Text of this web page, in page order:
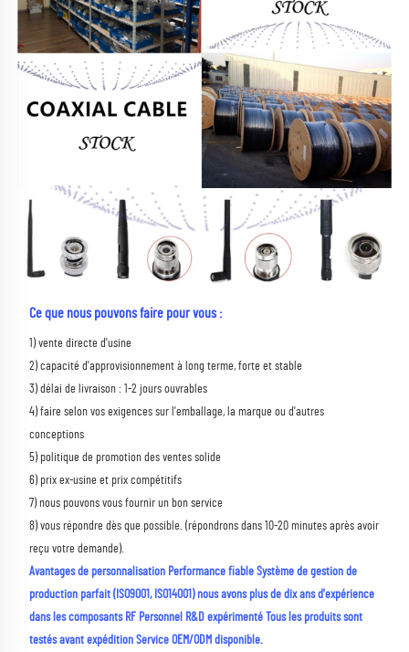
Ce que nous pouvons faire pour vous :
1) vente directe d'usine
2) capacité d'approvisionnement à long terme, forte et stable
3) délai de livraison : 1-2 jours ouvrables
4) faire selon vos exigences sur l'emballage, la marque ou d'autres
conceptions
5) politique de promotion des ventes solide
6) prix ex-usine et prix compétitifs
7) nous pouvons vous fournir un bon service
8) vous répondre dès que possible. (répondrons dans 10-20 minutes après avoir
reçu votre demande).
Avantages de personnalisation Performance fiable Système de gestion de
production parfait (ISO9001, ISO14001) nous avons plus de dix ans d'expérience
dans les composants RF Personnel R&D expérimenté Tous les produits sont
testés avant expédition Service OEM/ODM disponible.